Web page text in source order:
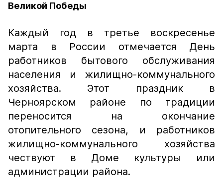
Великой Победы
Каждый год в третье воскресенье
марта в России отмечается День
работников бытового обслуживания
населения и жилищно-коммунального
хозяйства. Этот праздник в
Черноярском районе по традиции
переносится на окончание
отопительного сезона, и работников
жилищно-коммунального хозяйства
чествуют в Доме культуры или
администрации района.